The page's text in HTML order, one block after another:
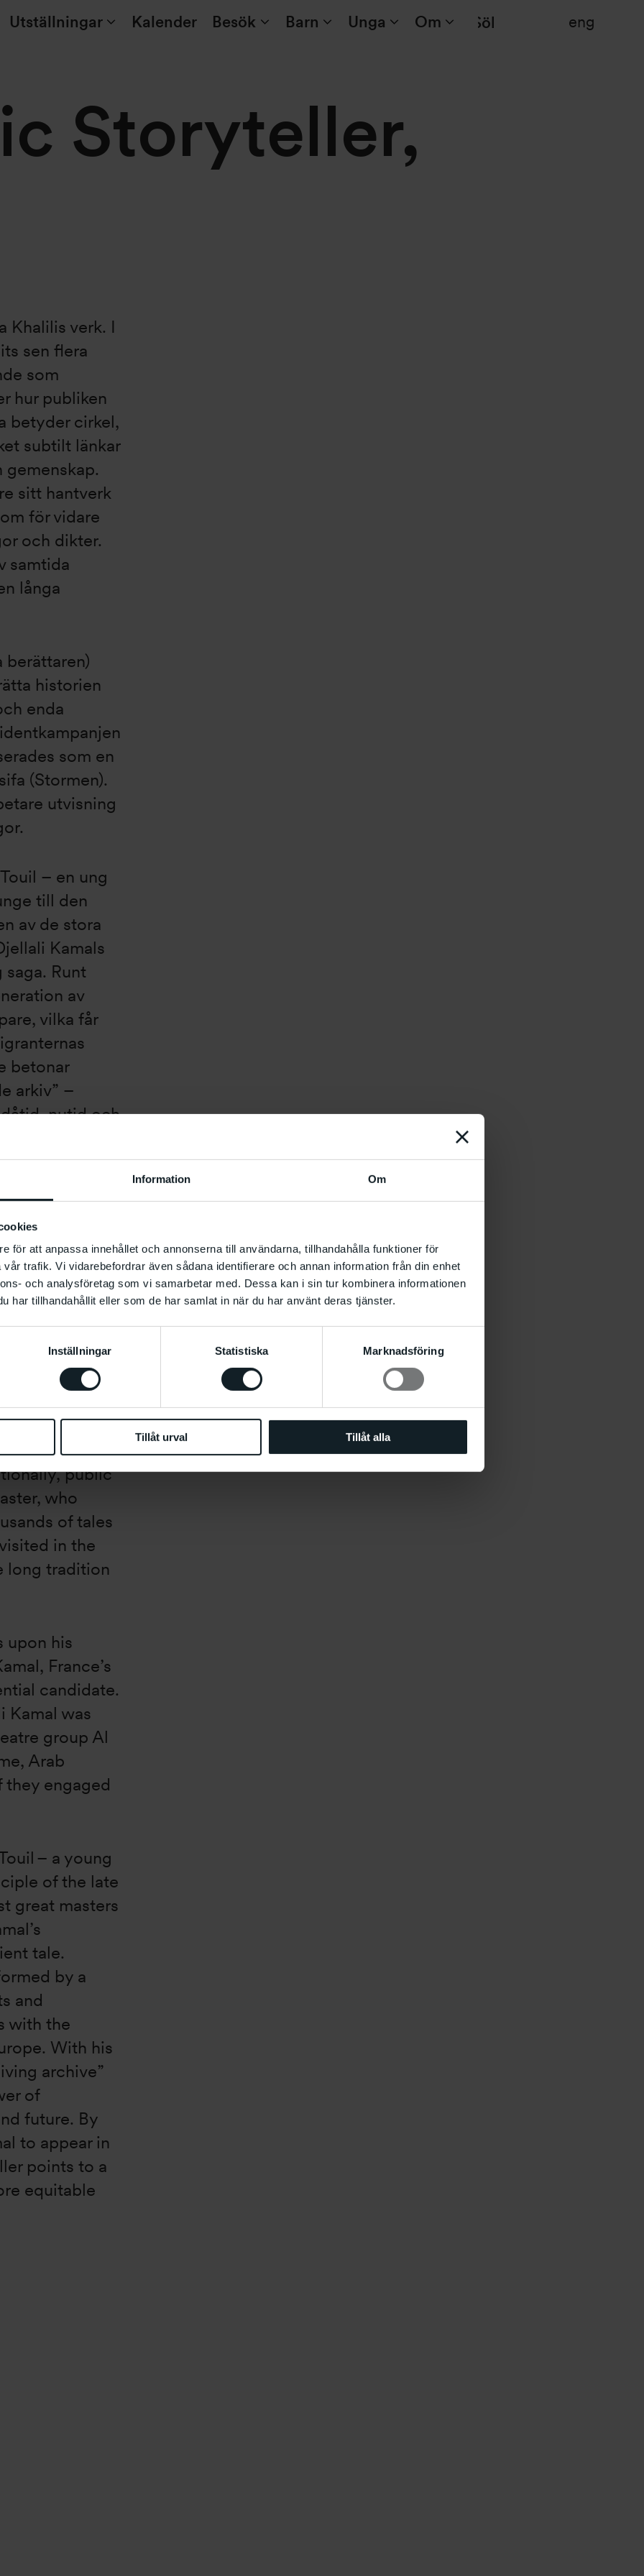
Information Om
för att anpassa innehållet och annonserna till användarna, tillhandahålla funktioner för
trafik. Vi vidarebefordrar även sådana identifierare och annan information från din enhet
och analysföretag som vi samarbetar med. Dessa kan i sin tur kombinera informationen
har tillhandahållit eller som de har samlat in när du har använt deras tjänster.
Inställningar Statistiska Marknadsföring
Tillåt urval Tillåt alla
Utställningar Kalender Besök Barn Unga Om Sök eng
Storyteller,
Khalilis verk. I
sen flera
som
hur publiken
betyder cirkel,
subtilt länkar
sitt hantverk
för vidare
och dikter.
samtida
långa
historien
enda
som en
(Stormen).
utvisning
– en ung
till den
av de stora
Kamals
Runt
av
vilka får
betonar
arkiv” –
nutid och
ande och
pekar
och mer
Bouchra
have
storytelling
to the
the
and
as a shape
public
who
of tales
in the
long tradition
upon his
France’s
candidate.
Kamal was
group Al
Arab
engaged
– a young
of the late
great masters
tale.
by a
and
with the
With his
archive”
of
future. By
to appear in
points to a
equitable